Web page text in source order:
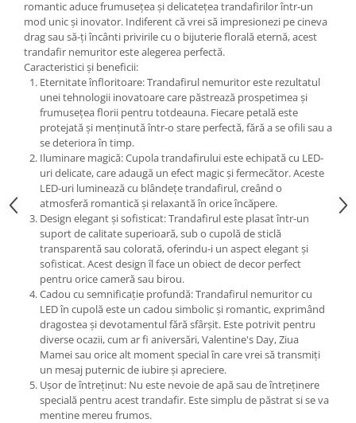
romantic aduce frumusețea și delicatețea trandafirilor într-un
mod unic și inovator. Indiferent că vrei să impresionezi pe cineva
drag sau să-ți încânti privirile cu o bijuterie florală eternă, acest
trandafir nemuritor este alegerea perfectă.
Caracteristici și beneficii:
Eternitate înfloritoare: Trandafirul nemuritor este rezultatul
unei tehnologii inovatoare care păstrează prospetimea și
frumusețea florii pentru totdeauna. Fiecare petală este
protejată și menținută într-o stare perfectă, fără a se ofili sau a
se deteriora în timp.
Iluminare magică: Cupola trandafirului este echipată cu LED-
uri delicate, care adaugă un efect magic și fermecător. Aceste
LED-uri luminează cu blândețe trandafirul, creând o
atmosferă romantică și relaxantă în orice încăpere.
Design elegant și sofisticat: Trandafirul este plasat într-un
suport de calitate superioară, sub o cupolă de sticlă
transparentă sau colorată, oferindu-i un aspect elegant și
sofisticat. Acest design îl face un obiect de decor perfect
pentru orice cameră sau birou.
Cadou cu semnificație profundă: Trandafirul nemuritor cu
LED în cupolă este un cadou simbolic și romantic, exprimând
dragostea și devotamentul fără sfârșit. Este potrivit pentru
diverse ocazii, cum ar fi aniversări, Valentine's Day, Ziua
Mamei sau orice alt moment special în care vrei să transmiți
un mesaj puternic de iubire și apreciere.
Ușor de întreținut: Nu este nevoie de apă sau de întreținere
specială pentru acest trandafir. Este simplu de păstrat si se va
mentine mereu frumos.